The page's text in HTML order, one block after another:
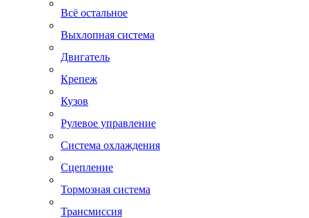
Всё остальное
Выхлопная система
Двигатель
Крепеж
Кузов
Рулевое управление
Система охлаждения
Сцепление
Тормозная система
Трансмиссия